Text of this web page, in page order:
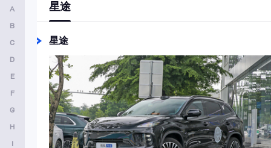
A
B
C
D
E
F
G
H
I
日产
瑞驰新能源
睿蓝汽车
深蓝汽车
尚界
星途
星途